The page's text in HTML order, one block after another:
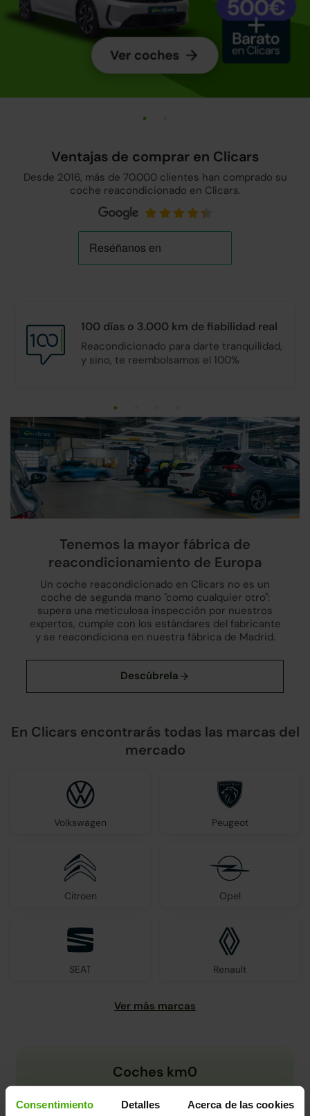
Consentimiento Detalles Acerca de las cookies
Ventajas de comprar en Clicars
Desde 2016, más de 70.000 clientes han comprado su
coche reacondicionado en Clicars.
100 días o 3.000 km defiabilidad real
Reacondicionado para darte tranquilidad,
y sino, te reembolsamos el 100%
Tenemos la mayor fábrica de
reacondicionamiento de Europa
Un coche reacondicionado en Clicars no es un
coche de segunda mano "como cualquier otro":
supera una meticulosa inspección por nuestros
expertos, cumple con los estándares del fabricante
y se reacondiciona en nuestra fábrica de Madrid.
En Clicars encontrarás todas las marcas del
mercado
Volkswagen Peugeot
Citroen Opel
SEAT Renault
Coches km0